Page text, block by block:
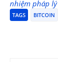
nhiệm pháp lý
TAGS BITCOIN